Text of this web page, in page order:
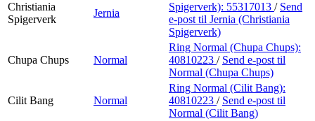
Christiania
Spigerverk
Jernia
Spigerverk): 55317013 / Send
e-post til Jernia (Christiania
Spigerverk)
Chupa Chups Normal
Ring Normal (Chupa Chups):
40810223 / Send e-post til
Normal (Chupa Chups)
Cilit Bang Normal
Ring Normal (Cilit Bang):
40810223 / Send e-post til
Normal (Cilit Bang)